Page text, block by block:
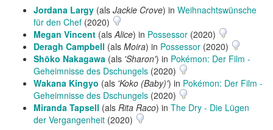
Jordana Largy (als Jackie Crove) in Weihnachtswünsche
für den Chef (2020)
Megan Vincent (alsAlice) in Possessor (2020)
Deragh Campbell (als Moira) in Possessor (2020)
Shōko Nakagawa (als 'Sharon') in Pokémon: Der Film -
Geheimnisse des Dschungels (2020)
Wakana Kingyo (als 'Koko (Baby)') in Pokémon: Der Film -
Geheimnisse des Dschungels (2020)
Miranda Tapsell (als Rita Raco) in The Dry - Die Lügen
der Vergangenheit (2020)